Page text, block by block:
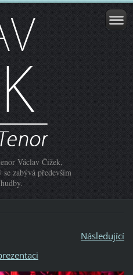
Václav Čížek,
zabývá především
Následující